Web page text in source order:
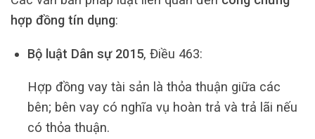
hợp đồng tín dụng:
Bộ luật Dân sự 2015, Điều 463:
Hợp đồng vay tài sản là thỏa thuận giữa các
bên; bên vay có nghĩa vụ hoàn trả và trả lãi nếu
có thỏa thuận.